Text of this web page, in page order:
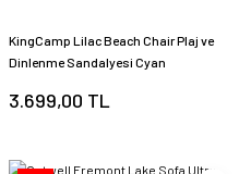
KingCamp Lilac Beach Chair Plaj ve
Dinlenme Sandalyesi Cyan
3.699,00 TL